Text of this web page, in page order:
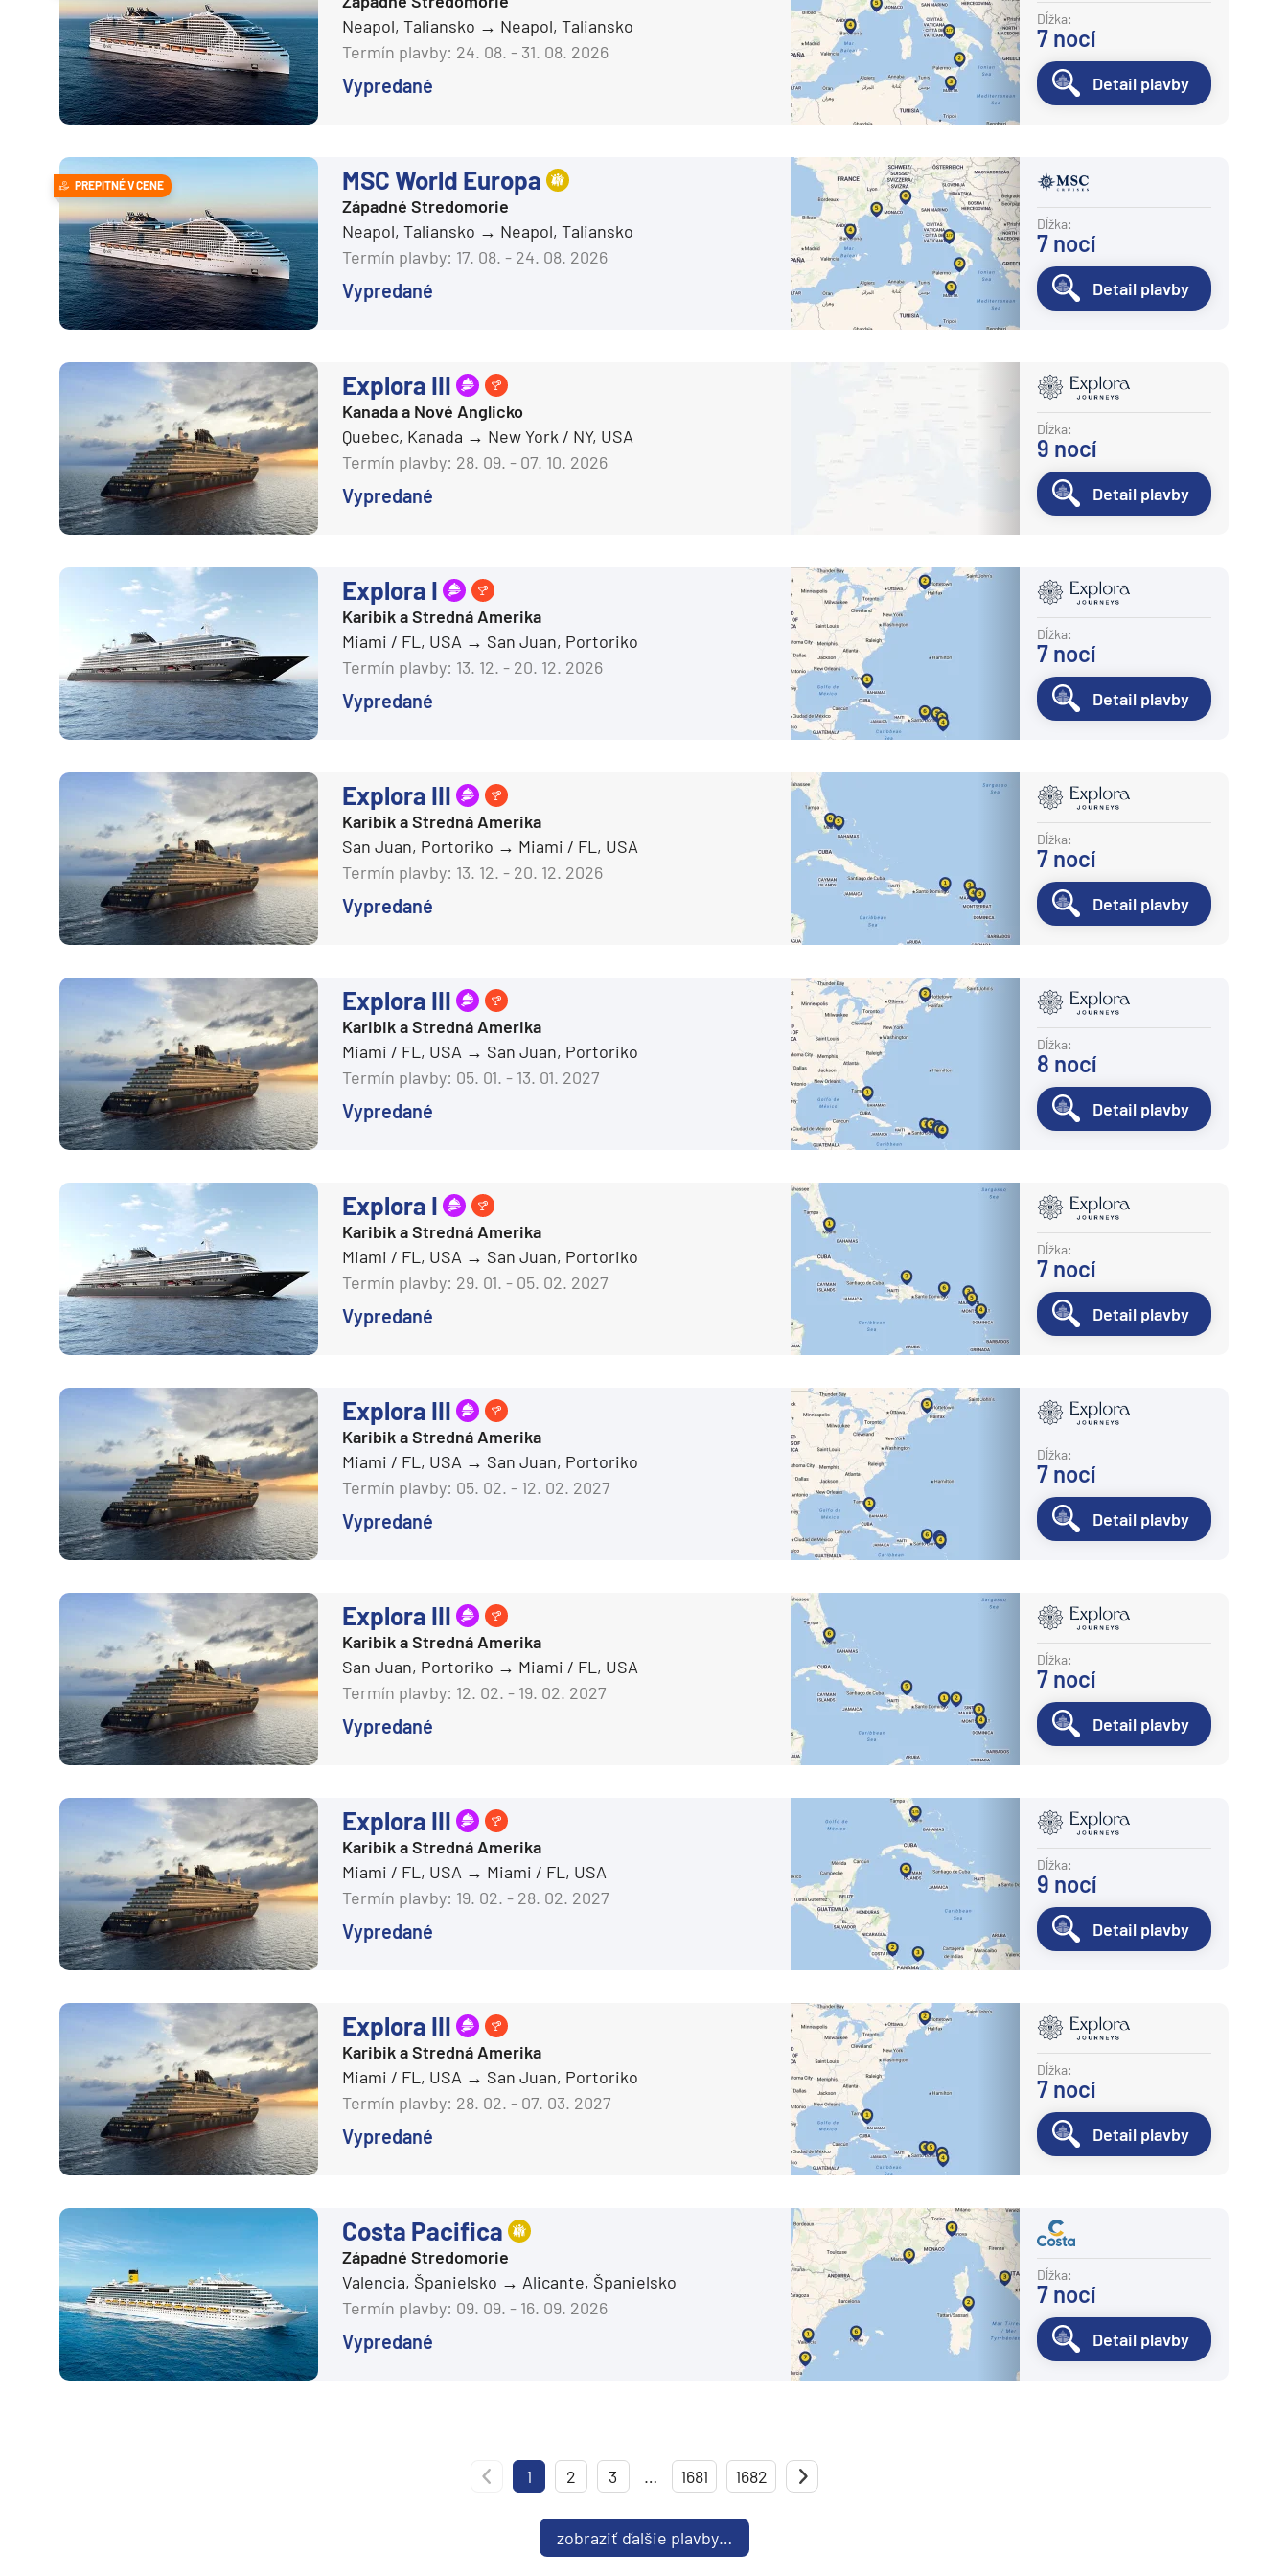
Grónsko
Island
Nórske fjordy
Nórske fjordy a Pobaltie
Pobaltie
Severná Európa
Severozápadná Európa
Britské ostrovy a Írsko
Pobrežie Európy
Severozápadná Európa
Azorské ostrovy
Kanárske ostrovy
Kanárske ostrovy a Madeira
Karibik a Stredná Amerika
Bahamy
Južný Karibik
Kalifornia a Mexiko
Karibik a Stredná Amerika
Východný Karibik
Západný Karibik
Severná Amerika
Aljaška
Kanada a Nové Anglicko
Západné pobrežie USA
Južná Amerika
Južná Amerika
Arabský polostrov
Emiráty a Perzský záliv
Ázia
Ázia
India
Japonsko
Austrália a Nový Zéland
Austrália a Nový Zéland
Afrika a Indický oceán
Afrika
Indický oceán
Seychely a Maurícius
Havaj a Južný Pacifik
Havajské ostrovy
Tahiti a Južný Pacifik
Repozičné plavby
Repozičné plavby
Transatlantické plavby
⇆ Pobrežie Európy
⇆ Suezský prieplav
Plavby okolo sveta
Plavba okolo sveta - segment
Plavby okolo sveta
Antarktída
Arktída
Expedičné plavby
Galapágy
Potvrdiť
Costa Cruises
Cunard Line
Disney Cruise Line
Explora Journeys
Holland America Line
Hurtigruten
MSC Cruises
Norwegian Cruise Line
Oceania Cruises
Ponant
Princess
Regent Seven Seas
Ritz-Carlton
Royal Caribbean Cruises
Seabourn
Silversea
TUI Cruises
Variety Cruises
Virgin Voyages
Windstar Cruises
Aranui Cruises
Carnival Celebration
Celebrity Constellation
Celebrity Silhouette®
Celestyal Discovery
Crystal Cruises
Crystal Serenity
Crystal Symphony
Cunard Line
Neapol, Taliansko
Neapol, Taliansko
Termín plavby: 24. 08. - 31. 08. 2026
Vypredané
Dĺžka:
7 nocí
Detail plavby
PREPITNÉ V CENE MSC World Europa
Západné Stredomorie
Neapol, Taliansko
Neapol, Taliansko
Termín plavby: 17. 08. - 24. 08. 2026
Vypredané
Dĺžka:
7 nocí
Detail plavby
Explora III
Kanada a Nové Anglicko
Quebec, Kanada
New York / NY, USA
Termín plavby: 28. 09. - 07. 10. 2026
Vypredané
Dĺžka:
9 nocí
Detail plavby
Explora I
Karibik a Stredná Amerika
Miami / FL, USA
San Juan, Portoriko
Termín plavby: 13. 12. - 20. 12. 2026
Vypredané
Dĺžka:
7 nocí
Detail plavby
Explora III
Karibik a Stredná Amerika
San Juan, Portoriko
Miami / FL, USA
Termín plavby: 13. 12. - 20. 12. 2026
Vypredané
Dĺžka:
7 nocí
Detail plavby
Explora III
Karibik a Stredná Amerika
Miami / FL, USA
San Juan, Portoriko
Termín plavby: 05. 01. - 13. 01. 2027
Vypredané
Dĺžka:
8 nocí
Detail plavby
Explora I
Karibik a Stredná Amerika
Miami / FL, USA
San Juan, Portoriko
Termín plavby: 29. 01. - 05. 02. 2027
Vypredané
Dĺžka:
7 nocí
Detail plavby
Explora III
Karibik a Stredná Amerika
Miami / FL, USA
San Juan, Portoriko
Termín plavby: 05. 02. - 12. 02. 2027
Vypredané
Dĺžka:
7 nocí
Detail plavby
Explora III
Karibik a Stredná Amerika
San Juan, Portoriko
Miami / FL, USA
Termín plavby: 12. 02. - 19. 02. 2027
Vypredané
Dĺžka:
7 nocí
Detail plavby
Explora III
Karibik a Stredná Amerika
Miami / FL, USA
Miami / FL, USA
Termín plavby: 19. 02. - 28. 02. 2027
Vypredané
Dĺžka:
9 nocí
Detail plavby
Explora III
Karibik a Stredná Amerika
Miami / FL, USA
San Juan, Portoriko
Termín plavby: 28. 02. - 07. 03. 2027
Vypredané
Dĺžka:
7 nocí
Detail plavby
Costa Pacifica
Západné Stredomorie
Valencia, Španielsko
Alicante, Španielsko
Termín plavby: 09. 09. - 16. 09. 2026
Vypredané
Dĺžka:
7 nocí
Detail plavby
Predchádzajúca strana
1 2 3 … 1681 1682
zobraziť ďalšie plavby…